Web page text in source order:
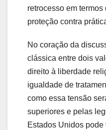
retrocesso em
proteção contra
No coração da
clássica entre dois
direito à liberdade
igualdade de
como essa tensão
superiores e pelas
Estados Unidos